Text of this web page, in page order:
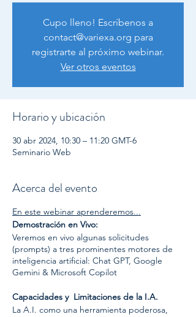
Cupo lleno! Escríbenos a
contact@variexa.org para
registrarte al próximo webinar.
Ver otros eventos
Horario y ubicación
30 abr 2024, 10:30 – 11:20 GMT-6
Seminario Web
Acerca del evento
En este webinar aprenderemos...
Demostración en Vivo:
Veremos en vivo algunas solicitudes
(prompts) a tres prominentes motores de
inteligencia artificial: Chat GPT, Google
Gemini & Microsoft Copilot
Capacidades y Limitaciones de la I.A.
La A.I. como una herramienta poderosa,